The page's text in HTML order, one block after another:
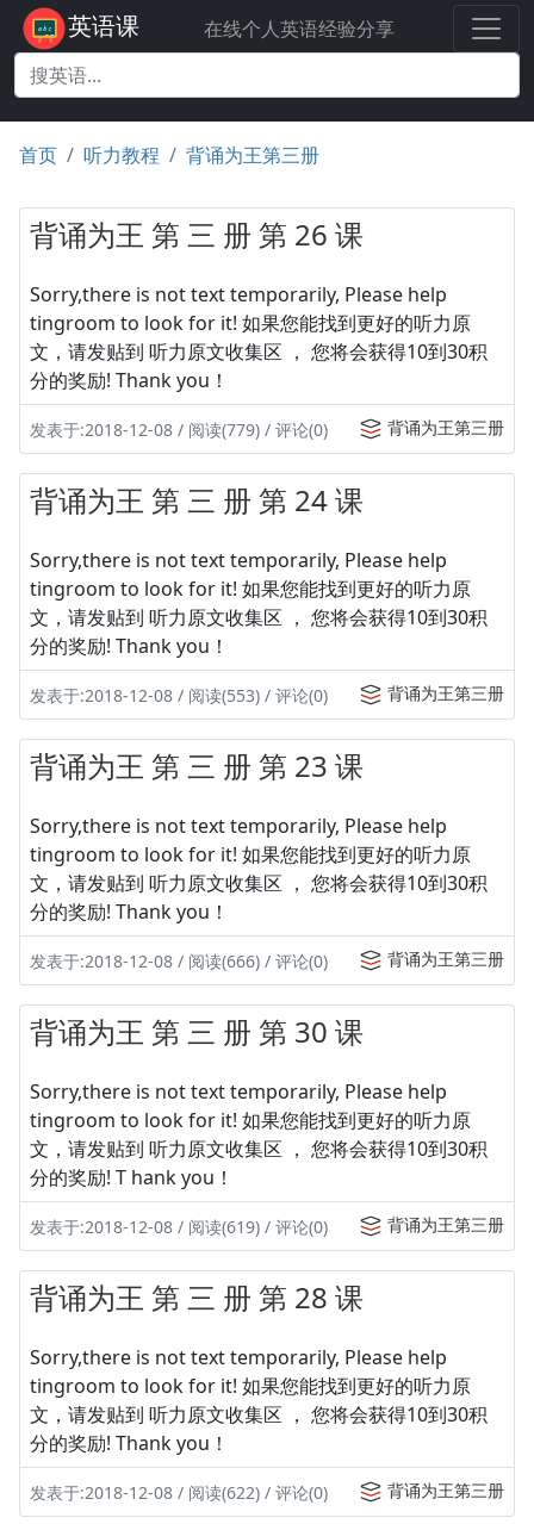
英语课 在线个人英语经验分享
首页 听力教程 背诵为王第三册
背诵为王 第 三 册 第 26 课
Sorry,there is not text temporarily, Please help
tingroom to look for it! 如果您能找到更好的听力原
文，请发贴到 听力原文收集区 ， 您将会获得10到30积
分的奖励! Thank you！
发表于:2018-12-08 / 阅读(779) / 评论(0) 背诵为王第三册
背诵为王 第 三 册 第 24 课
Sorry,there is not text temporarily, Please help
tingroom to look for it! 如果您能找到更好的听力原
文，请发贴到 听力原文收集区 ， 您将会获得10到30积
分的奖励! Thank you！
发表于:2018-12-08 / 阅读(553) / 评论(0) 背诵为王第三册
背诵为王 第 三 册 第 23 课
Sorry,there is not text temporarily, Please help
tingroom to look for it! 如果您能找到更好的听力原
文，请发贴到 听力原文收集区 ， 您将会获得10到30积
分的奖励! Thank you！
发表于:2018-12-08 / 阅读(666) / 评论(0) 背诵为王第三册
背诵为王 第 三 册 第 30 课
Sorry,there is not text temporarily, Please help
tingroom to look for it! 如果您能找到更好的听力原
文，请发贴到 听力原文收集区 ， 您将会获得10到30积
分的奖励! T hank you！
发表于:2018-12-08 / 阅读(619) / 评论(0) 背诵为王第三册
背诵为王 第 三 册 第 28 课
Sorry,there is not text temporarily, Please help
tingroom to look for it! 如果您能找到更好的听力原
文，请发贴到 听力原文收集区 ， 您将会获得10到30积
分的奖励! Thank you！
发表于:2018-12-08 / 阅读(622) / 评论(0) 背诵为王第三册